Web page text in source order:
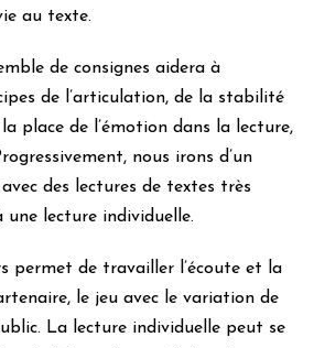
au texte.
de consignes aidera à
de l’articulation, de la stabilité
place de l’émotion dans la lecture,
nous irons d’un
des lectures de textes très
une lecture individuelle.
permet de travailler l’écoute et la
le jeu avec le variation de
La lecture individuelle peut se